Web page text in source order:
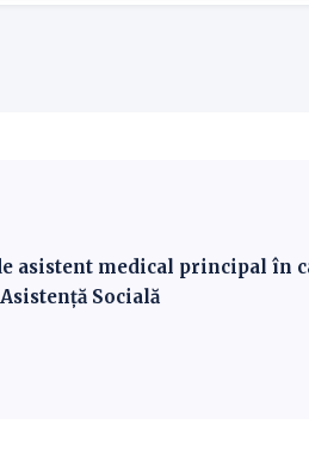
asistent medical principal în
Socială